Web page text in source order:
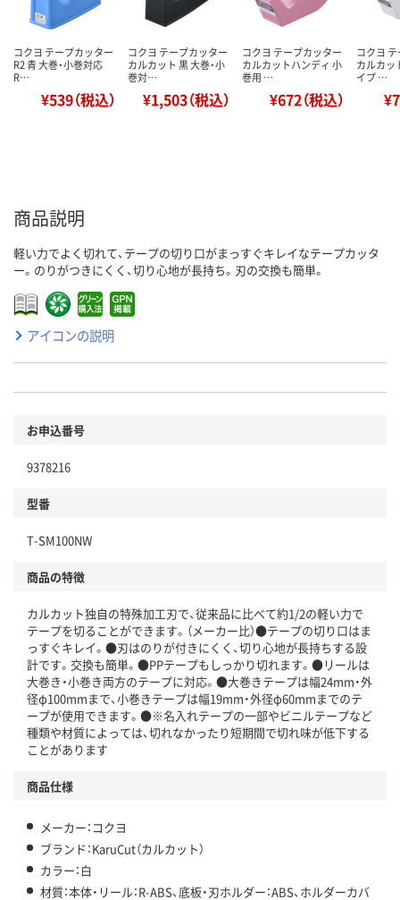
コクヨ テープカッター
R2 青 大巻・小巻対応
R…
¥539（税込）
コクヨ テープカッター
カルカット 黒 大巻・小
巻対…
¥1,503（税込）
コクヨ テープカッター
カルカットハンディ 小
巻用 …
¥672（税込）
コクヨ
カルカッ
イプ …
商品説明
軽い力でよく切れて、テープの切り口がまっすぐキレイなテープカッタ
ー。のりがつきにくく、切り心地が長持ち。刃の交換も簡単。
アイコンの説明
お申込番号
9378216
型番
T-SM100NW
商品の特徴
カルカット独自の特殊加工刃で、従来品に比べて約1/2の軽い力で
テープを切ることができます。（メーカー比）●テープの切り口はま
っすぐキレイ。●刃はのりが付きにくく、切り心地が長持ちする設
計です。交換も簡単。●PPテープもしっかり切れます。●リールは
大巻き・小巻き両方のテープに対応。●大巻きテープは幅24mm・外
径φ100mmまで、小巻きテープは幅19mm・外径φ60mmまでのテ
ープが使用できます。●※名入れテープの一部やビニルテープなど
種類や材質によっては、切れなかったり短期間で切れ味が低下する
ことがあります
商品仕様
メーカー：コクヨ
ブランド：KaruCut（カルカット）
カラー：白
材質：本体・リール：R-ABS、底板・刃ホルダー：ABS、ホルダーカバ